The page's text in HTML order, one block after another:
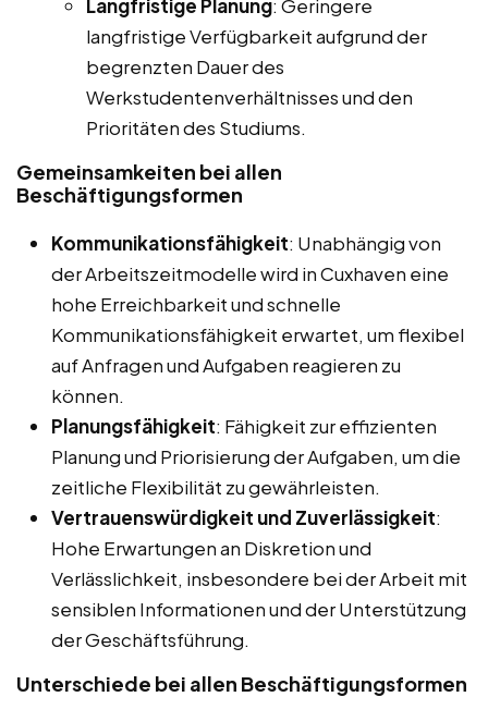
Langfristige Planung: Geringere
langfristige Verfügbarkeit aufgrund der
begrenzten Dauer des
Werkstudentenverhältnisses und den
Prioritäten des Studiums.
Gemeinsamkeiten bei allen
Beschäftigungsformen
Kommunikationsfähigkeit: Unabhängig von
der Arbeitszeitmodelle wird in Cuxhaven eine
hohe Erreichbarkeit und schnelle
Kommunikationsfähigkeit erwartet, um flexibel
auf Anfragen und Aufgaben reagieren zu
können.
Planungsfähigkeit: Fähigkeit zur effizienten
Planung und Priorisierung der Aufgaben, um die
zeitliche Flexibilität zu gewährleisten.
Vertrauenswürdigkeit und Zuverlässigkeit:
Hohe Erwartungen an Diskretion und
Verlässlichkeit, insbesondere bei der Arbeit mit
sensiblen Informationen und der Unterstützung
der Geschäftsführung.
Unterschiede bei allen Beschäftigungsformen